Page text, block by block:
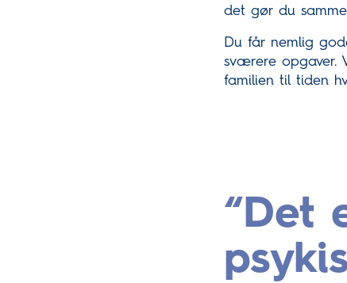
det gør du
Du får nemlig
sværere opgaver.
familien til tiden
Det